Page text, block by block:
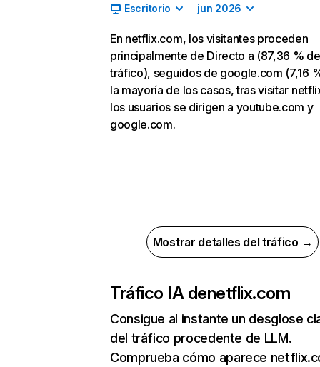
Escritorio jun 2026
En netflix.com, los visitantes proceden
principalmente de Directo a (87,36 % de
tráfico), seguidos de google.com (7,16
la mayoría de los casos, tras visitar
los usuarios se dirigen a youtube.com y
google.com.
Mostrar detalles del tráfico →
Tráfico IA denetflix.com
Consigue al instante un desglose
del tráfico procedente de LLM.
Comprueba cómo aparece